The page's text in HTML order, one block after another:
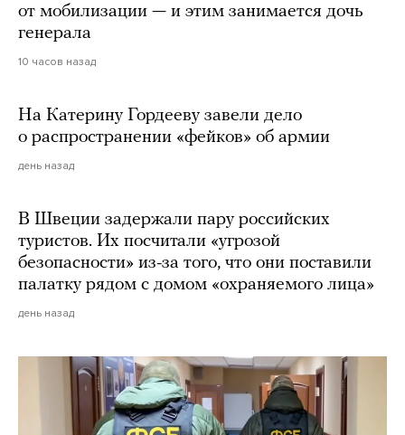
от мобилизации — и этим занимается дочь
генерала
10 часов назад
На Катерину Гордееву завели дело
о распространении «фейков» об армии
день назад
В Швеции задержали пару российских
туристов. Их посчитали «угрозой
безопасности» из-за того, что они поставили
палатку рядом с домом «охраняемого лица»
день назад